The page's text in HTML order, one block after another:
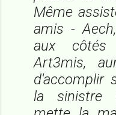
Même
amis -
aux côtés
Art3mis,
d'accomplir
la sinistre